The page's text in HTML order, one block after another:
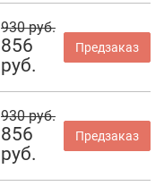
930 руб.
856
руб.
Предзаказ
930 руб.
856
руб.
Предзаказ